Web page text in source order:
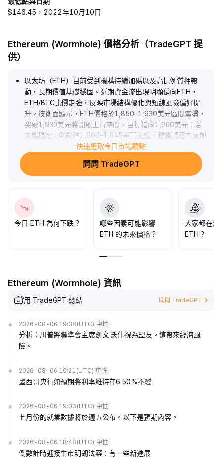
$146.45，2022年10月10日
Ethereum (Wormhole) 價格分析（TradeGPT 提
供）
以太坊（ETH）目前受到機構持續加碼以及高比例質押帶
動，長期價值基礎穩固。近期資金流出現明顯偏向ETH，
ETH/BTC比價走強，反映市場結構優化與短線風險偏好提
升。技術面顯示，ETH價格於1,850–1,930美元區間震盪，
突破1,930美元將開啟上行空間，目標指向1,960美元；若
未能穩定，則關注1,860–1,845美元支撐。建議順應主流加
碼邏輯，於中樞支撐區域佈局，關注成交量配合，動態調整
倉位。
快速獲取今日市場觀點
問問 TradeGPT
今日 ETH 為何下跌？
哪些因素可能影響
ETH 的未來價格？
大家都在怎
ETH？
Ethereum (Wormhole) 資訊
用 TradeGPT 總結 問問 TradeGPT
2026-08-06 19:38 (UTC) 中性
分析：川普將聯準會主席凱文·沃什視為盟友。這帶來經濟風
險。
2026-08-06 19:21 (UTC) 中性
墨西哥央行如預期將利率維持在6.50%不變
2026-08-06 19:03 (UTC) 中性
七月份的就業數據將於週五公布。以下是預期內容。
2026-08-06 18:48 (UTC) 中性
倒數計時迎接牛市明朗法案：有一些新進展